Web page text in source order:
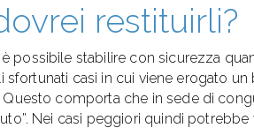
restituirli?
possibile stabilire con sicurezza
sfortunati casi in cui viene erogato
comporta che in sede di
Nei casi peggiori quindi potrebbe